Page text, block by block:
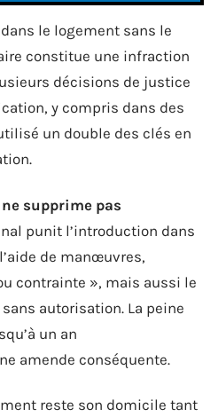
le logement sans le
constitue une infraction
décisions de justice
y compris dans des
un double des clés en
ne supprime pas
punit l’introduction dans
de manœuvres,
contrainte », mais aussi le
autorisation. La peine
un an
amende conséquente.
reste son domicile tant